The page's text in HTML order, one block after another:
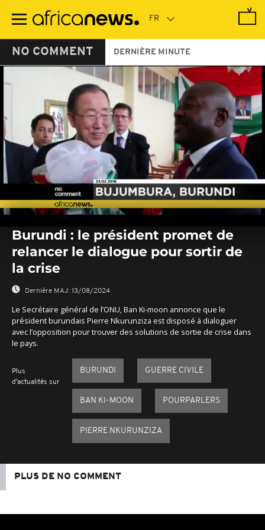
contenu
NO COMMENT DERNIÈRE MINUTE
seconds
seconds
Burundi : le président promet de
relancer le dialogue pour sortir de
la crise
Dernière MAJ: 13/08/2024
Le Secrétaire général de l’ONU, Ban Ki-moon annonce que le
président burundais Pierre Nkurunziza est disposé à dialoguer
avec l’opposition pour trouver des solutions de sortie de crise dans
le pays.
Plus
d'actualités sur
BURUNDI GUERRE CIVILE
BAN KI-MOON POURPARLERS
PIERRE NKURUNZIZA
PLUS DE NO COMMENT